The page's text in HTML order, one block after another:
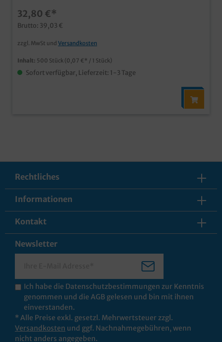
fragen Sie unseren Kundenservice nach einem Angebot
32,80 €*
Brutto: 39,03 €
zzgl. MwSt und Versandkosten
Inhalt: 500 Stück (0,07 €* / 1 Stück)
Sofort verfügbar, Lieferzeit: 1-3 Tage
Rechtliches
Informationen
Kontakt
Newsletter
Ich habe die Datenschutzbestimmungen zur Kenntnis
genommen und die AGB gelesen und bin mit ihnen
einverstanden.
* Alle Preise exkl. gesetzl. Mehrwertsteuer zzgl.
Versandkosten und ggf. Nachnahmegebühren, wenn
nicht anders angegeben.